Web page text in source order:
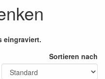
eingraviert.
Sortieren nach